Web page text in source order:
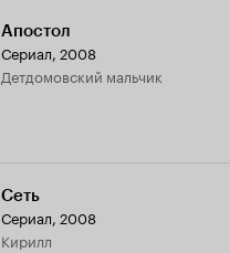
Апостол
Сериал, 2008
детдомовский мальчик
Сеть
Сериал, 2008
Кирилл